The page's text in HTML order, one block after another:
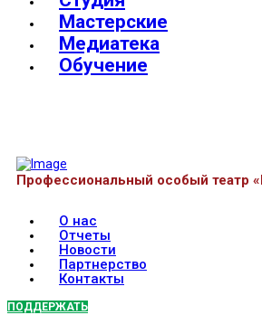
Мастерские
Медиатека
Обучение
Профессиональный особый театр
О нас
Отчеты
Новости
Партнерство
Контакты
ПОДДЕРЖАТЬ